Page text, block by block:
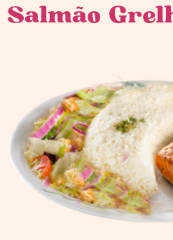
Salmão